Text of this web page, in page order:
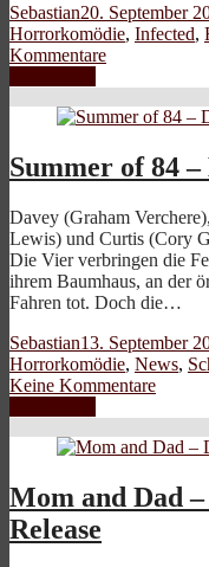
Sebastian20. September
Horrorkomödie, Infected,
Kommentare
Summer of 84
Davey (Graham
Lewis) und Curtis (Cory
Die Vier verbringen die
ihrem Baumhaus, an der
Fahren tot. Doch die…
Sebastian13. September
Horrorkomödie, News,
Keine Kommentare
Mom and Dad
Release